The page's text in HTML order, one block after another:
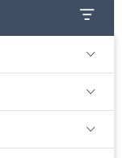
obchodu